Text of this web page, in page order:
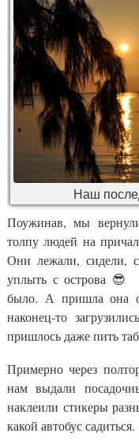
Наш
Поужинав, мы
толпу людей на
Они лежали, сидели,
уплыть с острова 😎
было. А пришла она
наконец-то
пришлось даже пить
Примерно через
нам выдали
наклеили стикеры
какой автобус садиться.